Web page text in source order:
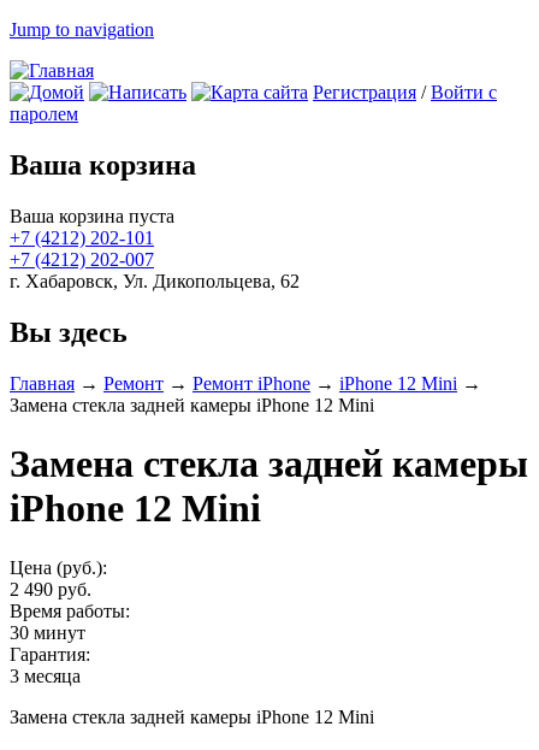
Jump to navigation
Регистрация /Войти с
паролем
Ваша корзина
Ваша корзина пуста
+7 (4212) 202-101
+7 (4212) 202-007
г. Хабаровск, Ул. Дикопольцева, 62
Вы здесь
Главная → Ремонт → Ремонт iPhone → iPhone 12 Mini →
Замена стекла задней камеры iPhone 12 Mini
Замена стекла задней камеры
iPhone 12 Mini
Цена (руб.):
2 490 руб.
Время работы:
30 минут
Гарантия:
3 месяца
Замена стекла задней камеры iPhone 12 Mini